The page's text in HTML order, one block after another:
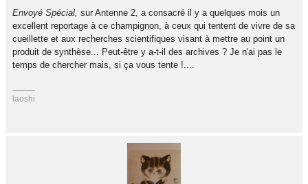
Envoyé Spécial, sur Antenne 2, a consacré il y a quelques mois un
excellent reportage à ce champignon, à ceux qui tentent de vivre de sa
cueillette et aux recherches scientifiques visant à mettre au point un
produit de synthèse... Peut-être y a-t-il des archives ? Je n'ai pas le
temps de chercher mais, si ça vous tente !....
laoshi